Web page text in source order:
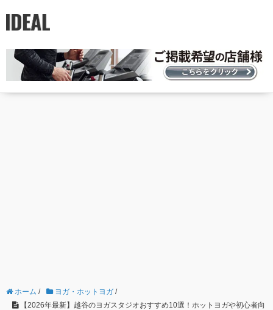
ホーム / ヨガ・ホットヨガ /
【2026年最新】越谷のヨガスタジオおすすめ10選！ホットヨガや初心者向